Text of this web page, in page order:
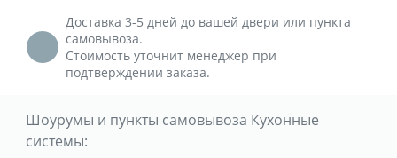
Доставка 3-5 дней до вашей двери или пункта
самовывоза.
Стоимость уточнит менеджер при
подтверждении заказа.
Шоурумы и пункты самовывоза Кухонные
системы: